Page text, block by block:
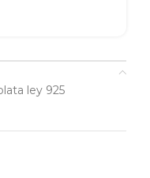
ley 925